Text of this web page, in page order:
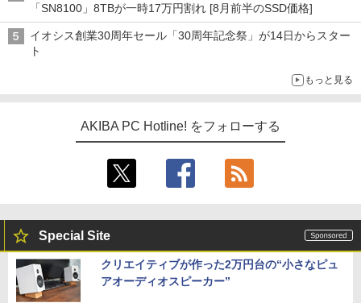
「SN8100」8TBが一時17万円割れ [8月前半のSSD価格]
イオシス創業30周年セール「30周年記念祭」が14日からスター
ト
もっと見る
AKIBA PC Hotline! をフォローする
Special Site
クリエイティブが作った2万円台の“小さなピュ
アオーディオスピーカー”